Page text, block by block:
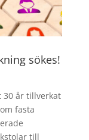
sökes!
30 år tillverkat
fasta
till